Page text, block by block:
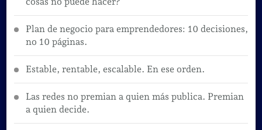
Plan de negocio para emprendedores: 10 decisiones,
no 10 páginas.
Estable, rentable, escalable. En ese orden.
Las redes no premian a quien más publica. Premian
a quien decide.